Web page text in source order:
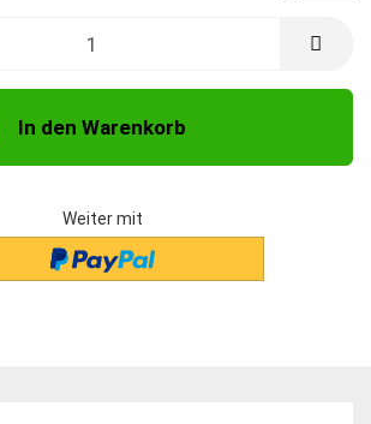
In den Warenkorb
Weiter mit